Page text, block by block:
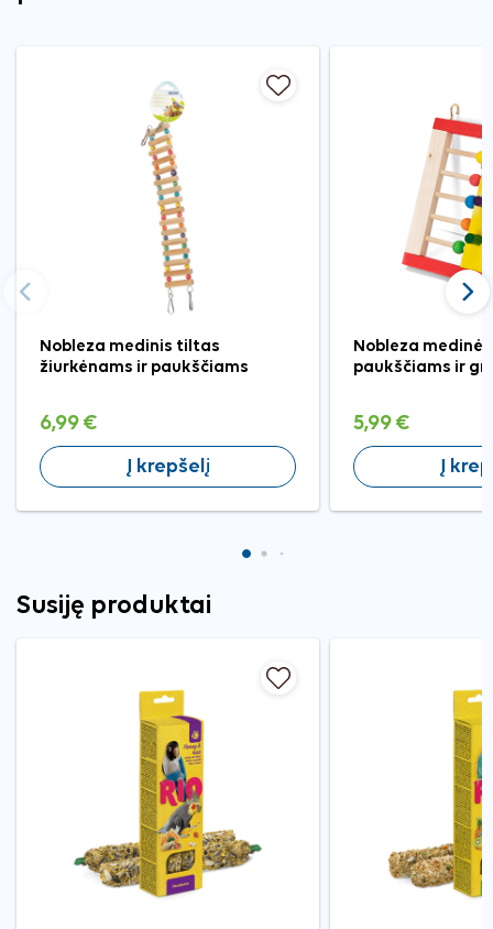
Nobleza medinis tiltas
žiurkėnams ir paukščiams
6,99 €
Į krepšelį
Nobleza
paukščiams ir
5,99 €
Į
Ankstesnis
Susiję produktai